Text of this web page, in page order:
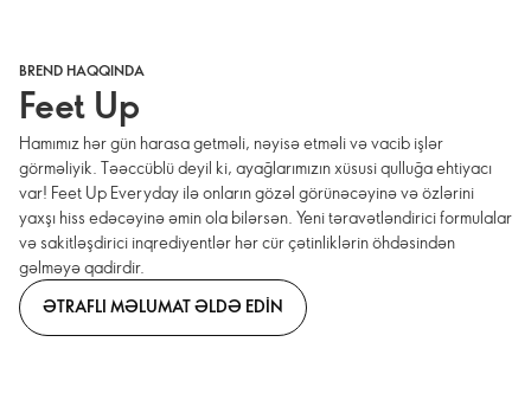
BREND HAQQINDA
Feet Up
Hamımız hər gün harasa getməli, nəyisə etməli və vacib işlər
görməliyik. Təəccüblü deyil ki, ayağlarımızın xüsusi qulluğa ehtiyacı
var! Feet Up Everyday ilə onların gözəl görünəcəyinə və özlərini
yaxşı hiss edəcəyinə əmin ola bilərsən. Yeni təravətləndirici formulalar
və sakitləşdirici inqrediyentlər hər cür çətinliklərin öhdəsindən
gəlməyə qadirdir.
ƏTRAFLI MƏLUMAT ƏLDƏ EDIN